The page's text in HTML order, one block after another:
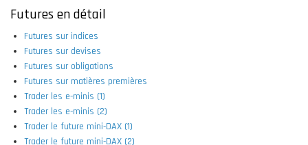
Futures en détail
Futures sur indices
Futures sur devises
Futures sur obligations
Futures sur matières premières
Trader les e-minis (1)
Trader les e-minis (2)
Trader le future mini-DAX (1)
Trader le future mini-DAX (2)